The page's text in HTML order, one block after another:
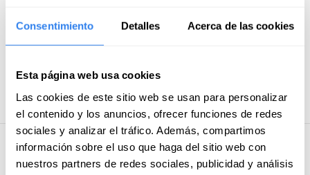
Consentimiento Detalles Acerca de las cookies
Esta página web usa cookies
Las cookies de este sitio web se usan para personalizar
el contenido y los anuncios, ofrecer funciones de redes
sociales y analizar el tráfico. Además, compartimos
información sobre el uso que haga del sitio web con
nuestros partners de redes sociales, publicidad y análisis
Métodos de pago
Tarjeta de crédito/débito
Transferencia bancaria
Preguntas y respuestas de usuarios